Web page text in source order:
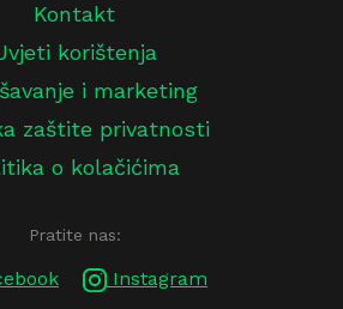
Kontakt
korištenja
i marketing
zaštite privatnosti
o kolačićima
Pratite nas:
Instagram